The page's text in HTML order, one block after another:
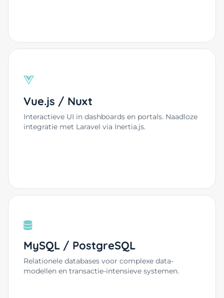
Vue.js / Nuxt
Interactieve UI in dashboards en portals. Naadloze
integratie met Laravel via Inertia.js.
MySQL / PostgreSQL
Relationele databases voor complexe data-
modellen en transactie-intensieve systemen.